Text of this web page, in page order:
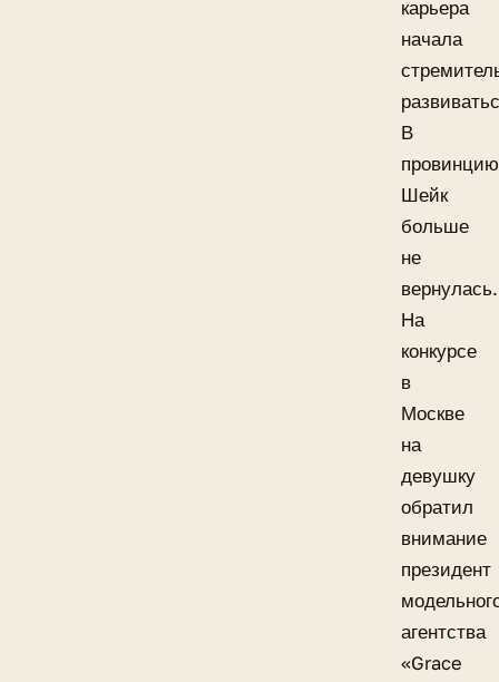
карьера
начала
В
провинцию
Шейк
больше
не
вернулась.
На
конкурсе
в
Москве
на
девушку
обратил
внимание
президент
агентства
«Grace